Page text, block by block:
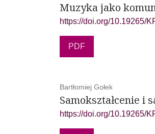
Muzyka jako
https://doi.org/10.19265/
PDF
Bartłomiej Gołek
Samokształcenie i
https://doi.org/10.19265/